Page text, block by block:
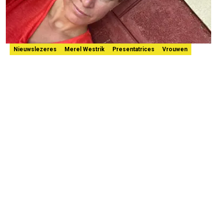
Nieuwslezeres Merel Westrik Presentatrices Vrouwen